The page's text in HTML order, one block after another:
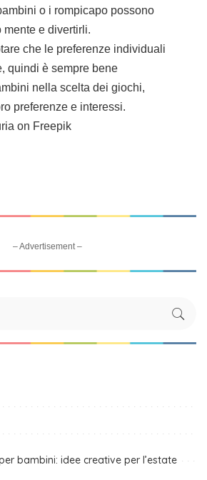
o i rompicapo possono
e divertirli.
che le preferenze individuali
quindi è sempre bene
nella scelta dei giochi,
preferenze e interessi.
on Freepik
– Advertisement –
bambini: idee creative per l’estate